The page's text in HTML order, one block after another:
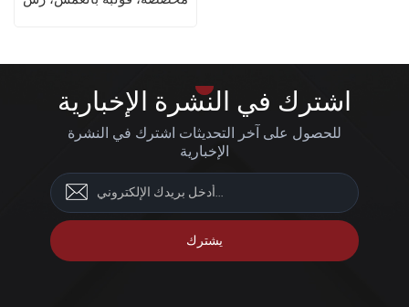
اشترك في النشرة الإخبارية
للحصول على آخر التحديثات اشترك في النشرة
الإخبارية